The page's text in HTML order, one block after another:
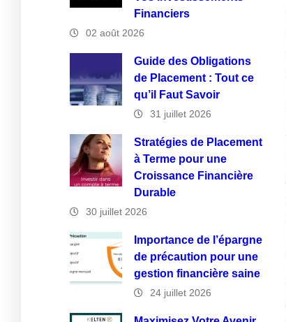
Financiers
02 août 2026
Guide des Obligations
de Placement : Tout ce
qu’il Faut Savoir
31 juillet 2026
Stratégies de Placement
à Terme pour une
Croissance Financière
Durable
30 juillet 2026
Importance de l’épargne
de précaution pour une
gestion financière saine
24 juillet 2026